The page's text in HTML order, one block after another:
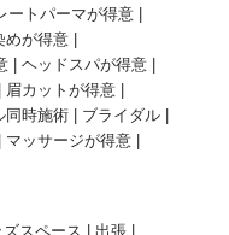
ートパーマが得意
めが得意
ヘッドスパが得意
眉カットが得意
同時施術
ブライダル
マッサージが得意
スペース
出張